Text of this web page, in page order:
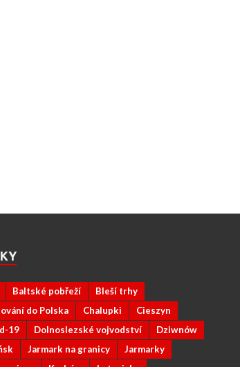
Baltské pobřeží
Bleší trhy
do Polska
Chalupki
Cieszyn
19
Dolnoslezské vojvodství
Dziwnów
Jarmark na granicy
Jarmarky